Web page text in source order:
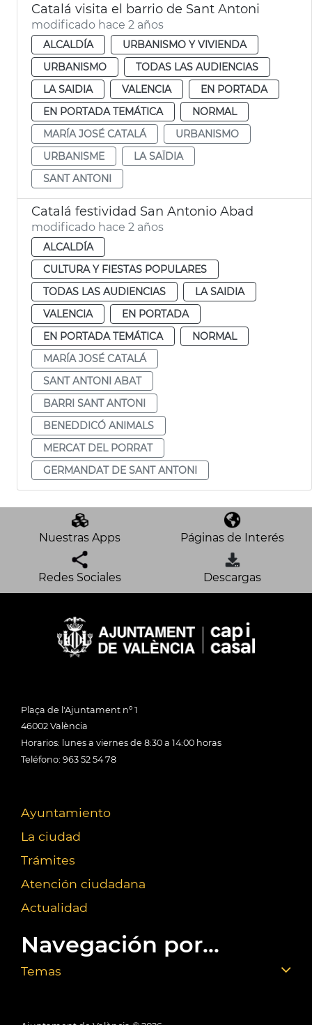
Catalá visita el barrio de Sant Antoni
modificado hace 2 años
ALCALDÍA
URBANISMO Y VIVIENDA
URBANISMO
TODAS LAS AUDIENCIAS
LA SAIDIA
VALENCIA
EN PORTADA
EN PORTADA TEMÁTICA
NORMAL
MARÍA JOSÉ CATALÁ
URBANISMO
URBANISME
LA SAÏDIA
SANT ANTONI
Catalá festividad San Antonio Abad
modificado hace 2 años
ALCALDÍA
CULTURA Y FIESTAS POPULARES
TODAS LAS AUDIENCIAS
LA SAIDIA
VALENCIA
EN PORTADA
EN PORTADA TEMÁTICA
NORMAL
MARÍA JOSÉ CATALÁ
SANT ANTONI ABAT
BARRI SANT ANTONI
BENEDDICÓ ANIMALS
MERCAT DEL PORRAT
GERMANDAT DE SANT ANTONI
Nuestras Apps Páginas de Interés
Redes Sociales Descargas
Plaça de l'Ajuntament nº 1
46002 València
Horarios: lunes a viernes de 8:30 a 14:00 horas
Teléfono: 963 52 54 78
Ayuntamiento
La ciudad
Trámites
Atención ciudadana
Actualidad
Navegación por...
Temas